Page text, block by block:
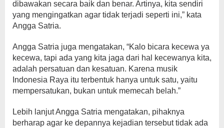
dibawakan secara baik dan benar. Artinya, kita sendiri
yang mengingatkan agar tidak terjadi seperti ini,” kata
Angga Satria.
Angga Satria juga mengatakan, “Kalo bicara kecewa ya
kecewa, tapi ada yang kita jaga dari hal kecewanya kita,
adalah persatuan dan kesatuan. Karena musik
Indonesia Raya itu terbentuk hanya untuk satu, yaitu
mempersatukan, bukan untuk memecah belah.”
Lebih lanjut Angga Satria mengatakan, pihaknya
berharap agar ke depannya kejadian tersebut tidak ada